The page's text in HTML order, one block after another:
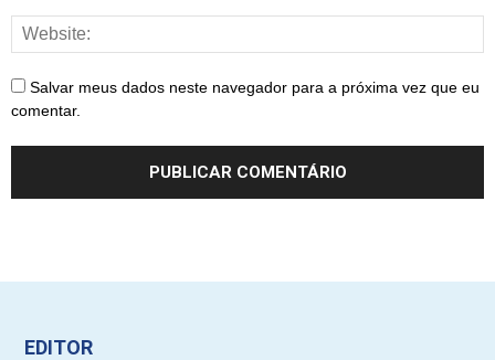
Salvar meus dados neste navegador para a próxima vez que eu
comentar.
EDITOR